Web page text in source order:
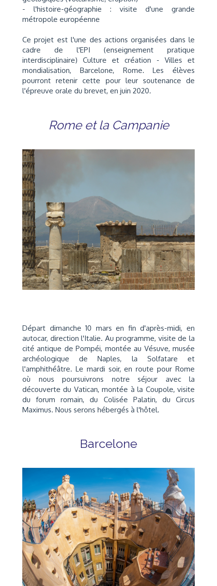
- l'histoire-géographie : visite d'une grande
métropole européenne
Ce projet est l'une des actions organisées dans le
cadre de l'EPI (enseignement pratique
interdisciplinaire) Culture et création - Villes et
mondialisation, Barcelone, Rome. Les élèves
pourront retenir cette pour leur soutenance de
l'épreuve orale du brevet, en juin 2020.
Rome et la Campanie
Départ dimanche 10 mars en fin d'après-midi, en
autocar, direction l'Italie. Au programme, visite de la
cité antique de Pompéi, montée au Vésuve, musée
archéologique de Naples, la Solfatare et
l'amphithéâtre. Le mardi soir, en route pour Rome
où nous poursuivrons notre séjour avec la
découverte du Vatican, montée à la Coupole, visite
du forum romain, du Colisée Palatin, du Circus
Maximus. Nous serons hébergés à l'hôtel.
Barcelone